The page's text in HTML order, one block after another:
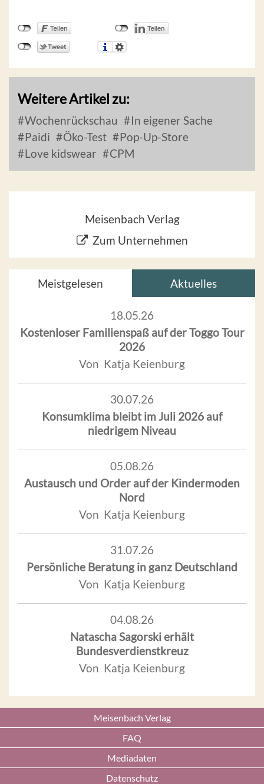
Weitere Artikel zu:
Wochenrückschau
In eigener Sache
Paidi
Öko-Test
Pop-Up-Store
Love kidswear
CPM
Meisenbach Verlag
Zum Unternehmen
Meistgelesen Aktuelles
18.05.26
Kostenloser Familienspaß auf der Toggo Tour
2026
Von Katja Keienburg
30.07.26
Konsumklima bleibt im Juli 2026 auf
niedrigem Niveau
05.08.26
Austausch und Order auf der Kindermoden
Nord
Von Katja Keienburg
31.07.26
Persönliche Beratung in ganz Deutschland
Von Katja Keienburg
04.08.26
Natascha Sagorski erhält
Bundesverdienstkreuz
Von Katja Keienburg
Meisenbach Verlag
FAQ
Mediadaten
Datenschutz